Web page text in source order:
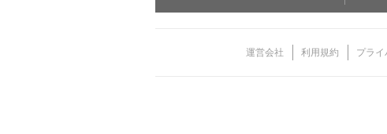
運営会社 利用規約 プラ